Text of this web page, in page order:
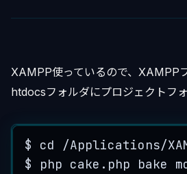
XAMPP使っているので、XAMPP
htdocsフォルダにプロジェクトフォ
$ cd /Applications/
$ php cake . php bake